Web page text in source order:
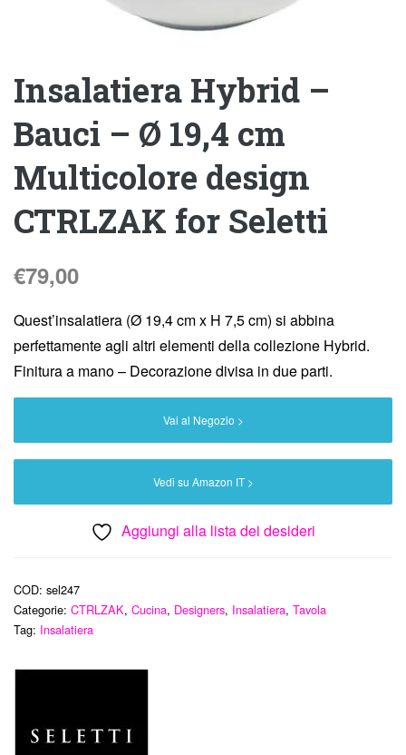
Insalatiera Hybrid –
Bauci – Ø 19,4 cm
Multicolore design
CTRLZAK for Seletti
€79,00
Quest’insalatiera (Ø 19,4 cm x H 7,5 cm) si abbina
perfettamente agli altri elementi della collezione Hybrid.
Finitura a mano – Decorazione divisa in due parti.
Vai al Negozio >
Vedi su Amazon IT >
Aggiungi alla lista dei desideri
COD: sel247
Categorie: CTRLZAK, Cucina, Designers, Insalatiera, Tavola
Tag: Insalatiera